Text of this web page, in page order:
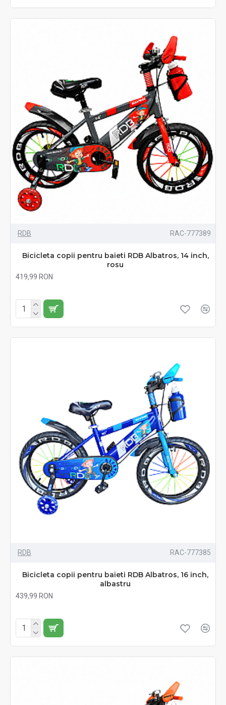
RDB RAC-777389
Bicicleta copii pentru baieti RDB Albatros, 14 inch,
rosu
419,99 RON
RDB RAC-777385
Bicicleta copii pentru baieti RDB Albatros, 16 inch,
albastru
439,99 RON